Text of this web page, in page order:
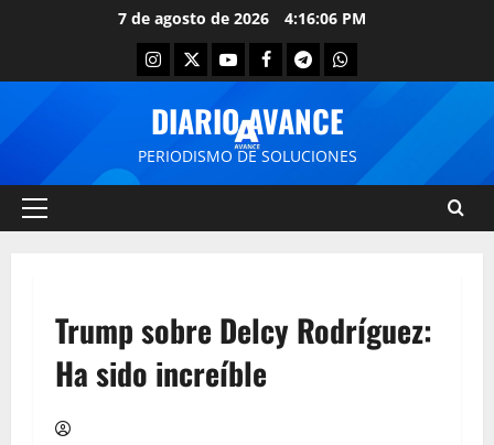
7 de agosto de 2026 4:16:07 PM
DIARIO AVANCE
PERIODISMO DE SOLUCIONES
Trump sobre Delcy Rodríguez:
Ha sido increíble